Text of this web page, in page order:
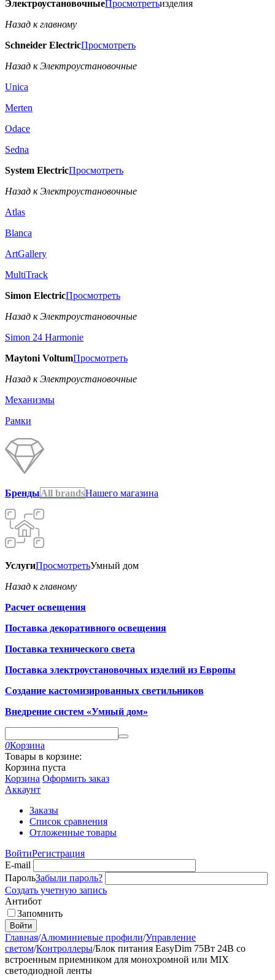
ЭлектроустановочныеПросмотретьизделия
Назад к главному
Schneider ElectricПросмотреть
Назад к Электроустановочные
Unica
Merten
Odace
Sedna
System ElectricПросмотреть
Назад к Электроустановочные
Atlas
Blanca
ArtGallery
MultiTrack
Simon ElectricПросмотреть
Назад к Электроустановочные
Simon 24 Harmonie
Maytoni VoltumПросмотреть
Назад к Электроустановочные
Механизмы
Рамки
БрендыAll brandsНашего магазина
УслугиПросмотретьУмный дом
Назад к главному
Расчет освещения
Поставка декоративного освещения
Поставка технического света
Поставка электроустановочных изделий из Европы
Создание кастомизированных светильников
Внедрение систем «Умный дом»
0Корзина
Товары в корзине:
Корзина пуста
Корзина Оформить заказ
Аккаунт
Заказы
Список сравнения
Отложенные товары
ВойтиРегистрация
E-mail
ПарольЗабыли пароль?
Создать учетную запись
Антибот
Запомнить
Войти
Главная/Алюминиевые профили/Управление
светом/Контроллеры/Блок питания EasyDim 75Вт 24В со
встроенным приемником для монохромной или MIX
светодиодной ленты